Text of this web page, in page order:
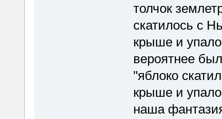
толчок
скатилось с
крыше и
вероятнее
"яблоко
крыше и
наша